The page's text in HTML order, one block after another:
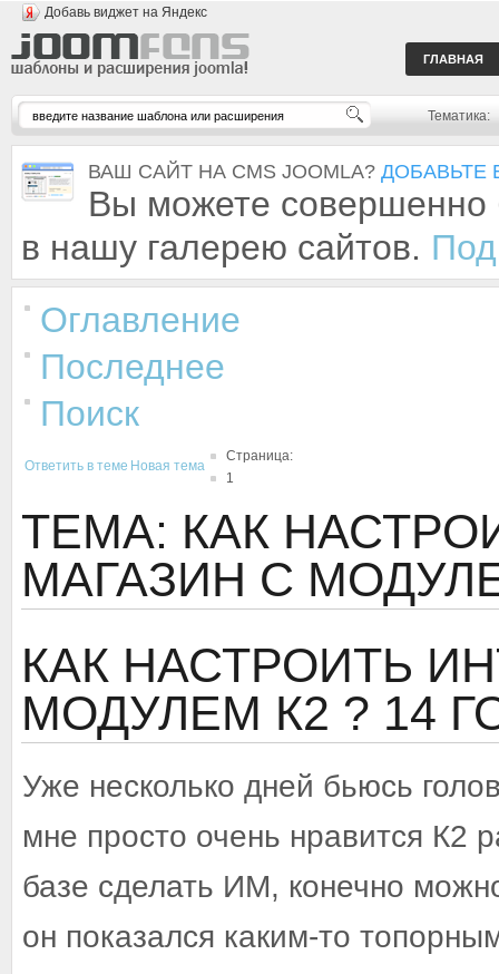
Добавь виджет на Яндекс
ГЛАВНАЯ
Тематика:
ВАШ САЙТ НА CMS JOOMLA? ДОБАВЬТЕ
Вы можете совершенно
в нашу галерею сайтов.
Оглавление
Последнее
Поиск
Ответить в теме Новая тема
Страница:
1
ТЕМА: КАК
МАГАЗИН С
КАК НАСТРОИТЬ
МОДУЛЕМ К2 ? 14
Уже несколько дней бьюсь
мне просто очень нравится К2
базе сделать ИМ, конечно
он показался каким-то